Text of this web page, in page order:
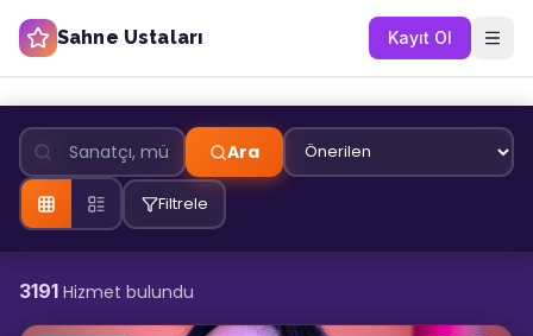
Sahne Ustaları Kayıt Ol
Ara
Filtrele
3191 Hizmet bulundu